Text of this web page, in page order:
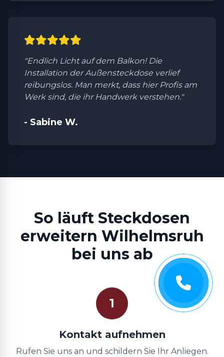
"Endlich Licht auf dem Balkon! Die
Installation der Außensteckdose verlief
reibungslos. Man merkt, dass hier Profis am
Werk sind, die ihr Handwerk verstehen."
- Sabine W.
So läuft Steckdosen
erweitern Wilhelmsruh
bei uns ab
1
Kontakt aufnehmen
Rufen Sie uns an und schildern Sie Ihr Anliegen.